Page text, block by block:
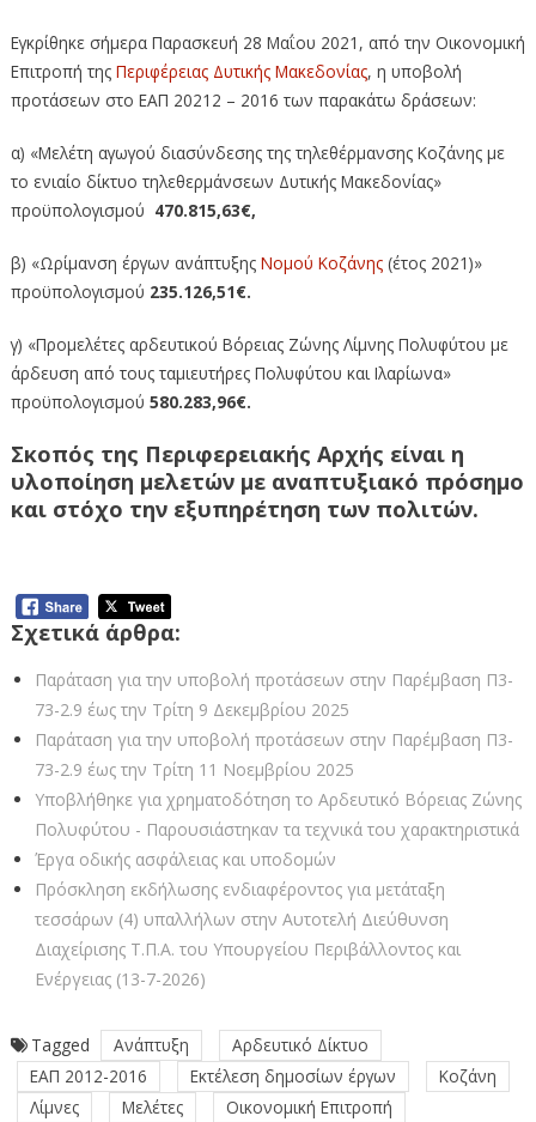
Εγκρίθηκε σήμερα Παρασκευή 28 Μαΐου 2021, από την Οικονομική
Επιτροπή της Περιφέρειας Δυτικής Μακεδονίας, η υποβολή
προτάσεων στο ΕΑΠ 20212 – 2016 των παρακάτω δράσεων:
α) «Μελέτη αγωγού διασύνδεσης της τηλεθέρμανσης Κοζάνης με
το ενιαίο δίκτυο τηλεθερμάνσεων Δυτικής Μακεδονίας»
προϋπολογισμού 470.815,63€,
β) «Ωρίμανση έργων ανάπτυξης Νομού Κοζάνης(έτος 2021)»
προϋπολογισμού 235.126,51€.
γ) «Προμελέτες αρδευτικού Βόρειας Ζώνης Λίμνης Πολυφύτου με
άρδευση από τους ταμιευτήρες Πολυφύτου και Ιλαρίωνα»
προϋπολογισμού 580.283,96€.
Σκοπός της Περιφερειακής Αρχής είναι η
υλοποίηση μελετών με αναπτυξιακό πρόσημο
και στόχο την εξυπηρέτηση των πολιτών.
Σχετικά άρθρα:
Παράταση για την υποβολή προτάσεων στην Παρέμβαση Π3-
73-2.9 έως την Τρίτη 9 Δεκεμβρίου 2025
Παράταση για την υποβολή προτάσεων στην Παρέμβαση Π3-
73-2.9 έως την Τρίτη 11 Νοεμβρίου 2025
Υποβλήθηκε για χρηματοδότηση το Αρδευτικό Βόρειας Ζώνης
Πολυφύτου - Παρουσιάστηκαν τα τεχνικά του χαρακτηριστικά
Έργα οδικής ασφάλειας και υποδομών
Πρόσκληση εκδήλωσης ενδιαφέροντος για μετάταξη
τεσσάρων (4) υπαλλήλων στην Αυτοτελή Διεύθυνση
Διαχείρισης Τ.Π.Α. του Υπουργείου Περιβάλλοντος και
Ενέργειας (13-7-2026)
Tagged Ανάπτυξη
Αρδευτικό Δίκτυο
ΕΑΠ 2012-2016
Εκτέλεση δημοσίων έργων
Κοζάνη
Λίμνες
Μελέτες
Οικονομική Επιτροπή